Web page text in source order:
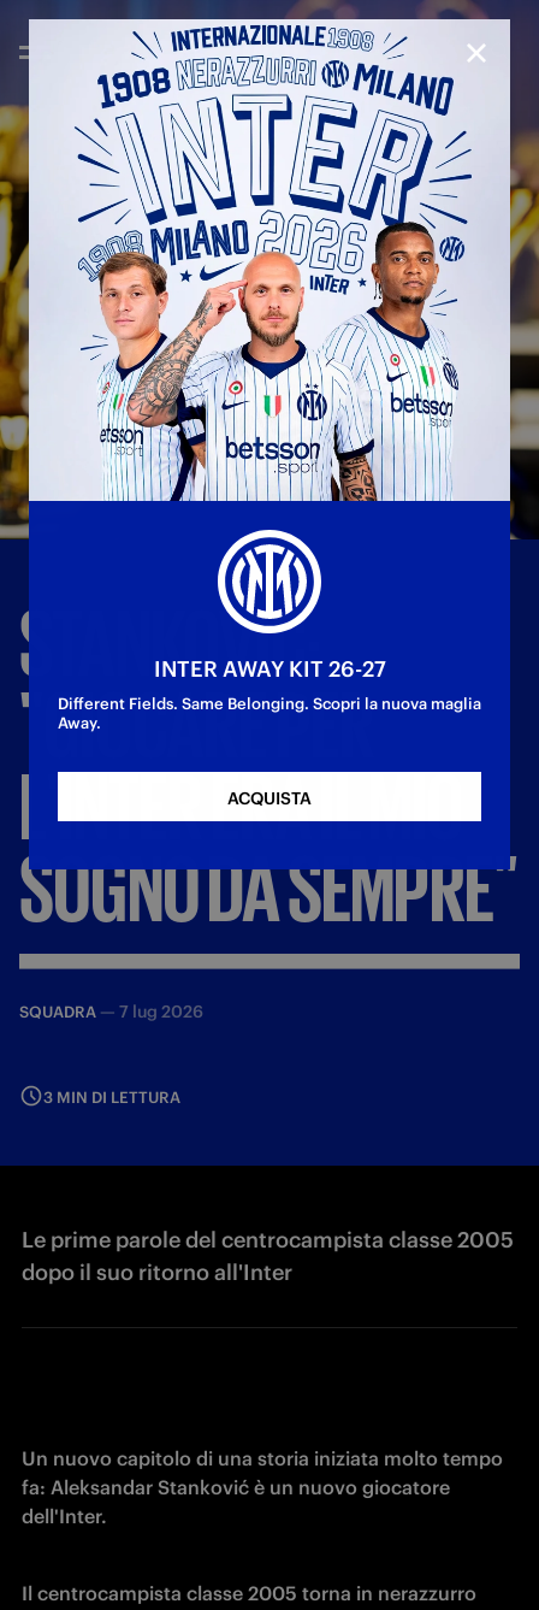
STANKOVIĆ:
"GIOCAREPER
L'INTERERAILMIO
SOGNODASEMPRE"
SQUADRA — 7 lug 2026
3 MIN DI LETTURA
Le prime parole del centrocampista classe 2005
dopo il suo ritorno all'Inter
Un nuovo capitolo di una storia iniziata molto tempo
fa: Aleksandar Stanković è un nuovo giocatore
dell'Inter.
Il centrocampista classe 2005 torna in nerazzurro
INTER AWAY KIT 26-27
Different Fields. Same Belonging. Scopri la nuova maglia
Away.
ACQUISTA